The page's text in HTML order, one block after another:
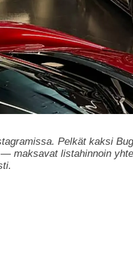
Pelkät kaksi
maksavat listahinnoin